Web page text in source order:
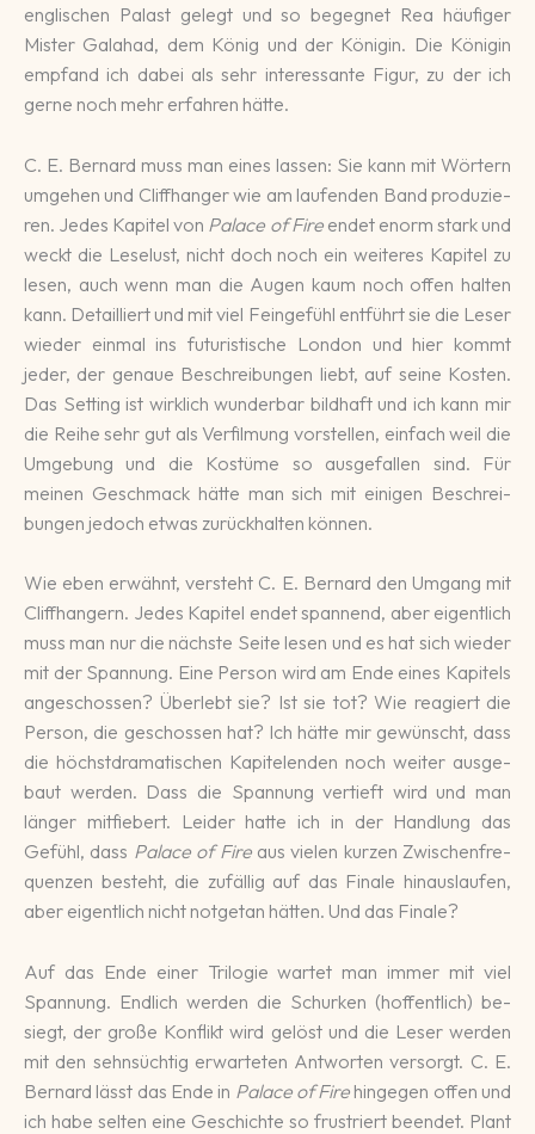
eng­li­schen Pa­last ge­legt und so begeg­net Rea häufiger
Mister Gala­had, dem König und der Königin. Die Königin
empfand ich da­bei als sehr inte­ressan­te Figur, zu der ich
gerne noch mehr er­fahren hätte.
C. E. Bernard muss man eines lassen: Sie kann mit Wörtern
um­gehen und Cliff­hanger wie am laufen­den Band pro­duzie­
ren. Jedes Kapitel von Palace of Fireendet enorm stark und
weckt die Lese­lust, nicht doch noch ein wei­te­res Kapi­tel zu
lesen, auch wenn man die Augen kaum noch offen halten
kann. De­tailliert und mit viel Fein­gefühl ent­führt sie die Leser
wie­der einmal ins futu­risti­sche Lon­don und hier kommt
jeder, der ge­naue Be­schrei­bungen liebt, auf seine Kosten.
Das Setting ist wirk­lich wun­der­bar bild­haft und ich kann mir
die Reihe sehr gut als Ver­fil­mung vor­stellen, einfach weil die
Umge­bung und die Kos­tüme so aus­ge­fallen sind. Für
meinen Ge­schmack hätte man sich mit eini­gen Be­schrei­
bungen jedoch etwas zu­rückhal­ten können.
Wie eben erwähnt, versteht C. E. Bernard den Umgang mit
Cliff­hangern. Jedes Kapitel endet spannend, aber eigent­lich
muss man nur die nächste Seite le­sen und es hat sich wieder
mit der Spannung. Eine Per­son wird am Ende eines Kapi­tels
ange­schossen? Über­lebt sie? Ist sie tot? Wie rea­giert die
Person, die ge­schossen hat? Ich hätte mir gewünscht, dass
die höchst­drama­ti­schen Kapi­telen­den noch wei­ter aus­ge­
baut werden. Dass die Spannung vertieft wird und man
länger mit­fie­bert. Leider hatte ich in der Hand­lung das
Gefühl, dass Palace of Fireaus vielen kur­zen Zwi­schen­fre­
quen­zen be­steht, die zu­fällig auf das Finale hi­naus­laufen,
aber eigent­lich nicht not­getan hätten. Und das Finale?
Auf das Ende einer Tri­lo­gie wartet man immer mit viel
Spannung. End­lich werden die Schur­ken (hoffent­lich) be­
siegt, der große Kon­flikt wird ge­löst und die Leser werden
mit den sehn­süchtig erwar­te­ten Ant­worten ver­sorgt. C. E.
Ber­nard lässt das Ende in Palace of Fire hin­ge­gen offen und
ich habe sel­ten eine Ge­schich­te so frus­triert be­endet. Plant